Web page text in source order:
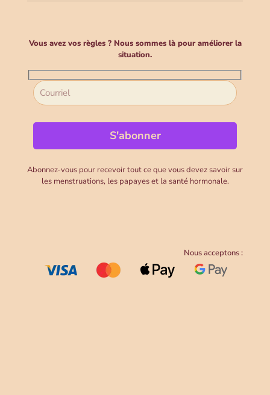
Vous avez vos règles ? Nous sommes là pour améliorer la
situation.
Abonnez-vous pour recevoir tout ce que vous devez savoir sur
les menstruations, les papayes et la santé hormonale.
Nous acceptons :